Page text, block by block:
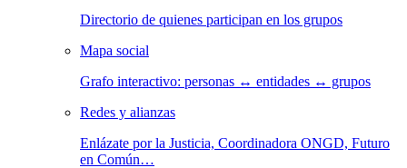
Directorio de quienes participan en los grupos
Mapa social
Grafo interactivo: personas ↔ entidades ↔ grupos
Redes y alianzas
Enlázate por la Justicia, Coordinadora ONGD, Futuro
en Común…